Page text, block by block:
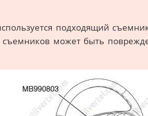
подходящий
съемников может быть